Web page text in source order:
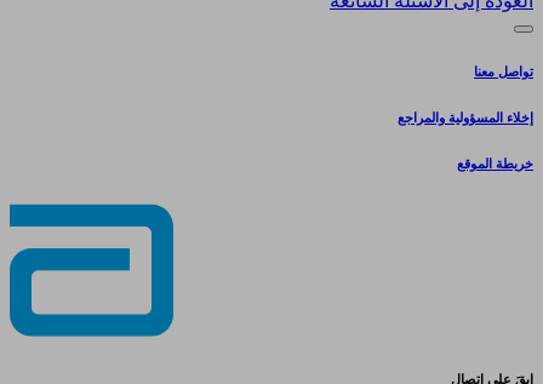
تواصل معنا
إخلاء المسؤولية والمراجع
خريطة الموقع
ابقَ على اتصال